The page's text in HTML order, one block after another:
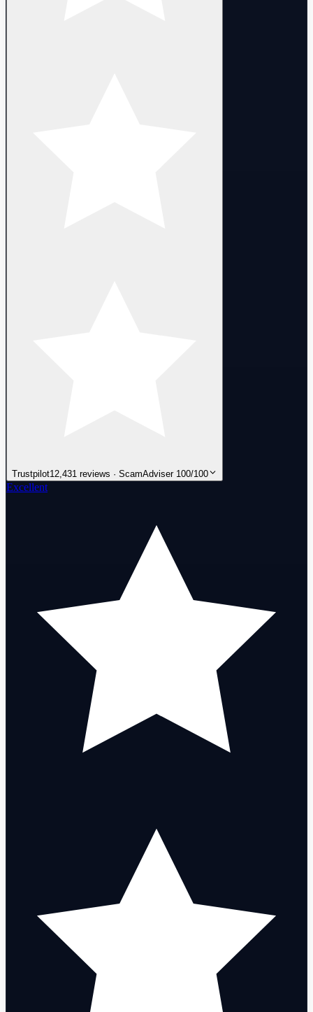
Trustpilot12,431 reviews · ScamAdviser 100/100
Excellent